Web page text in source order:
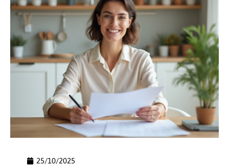
25/10/2025